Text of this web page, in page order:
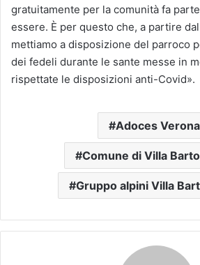
gratuitamente per la comunità fa
essere. È per questo che, a partire
mettiamo a disposizione del parroco
dei fedeli durante le sante messe in
rispettate le disposizioni anti-Covid».
Adoces Verona
Comune di Villa
Gruppo alpini Villa